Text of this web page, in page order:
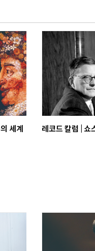
세계 레코드 칼럼 |